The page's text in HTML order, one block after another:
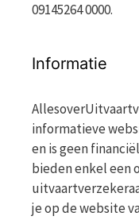
09145264 0000.
Informatie
informatieve
en is geen
bieden enkel een
je op de website